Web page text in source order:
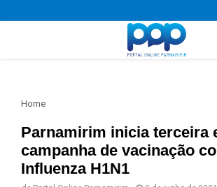
Home
Parnamirim inicia terceira
campanha de vacinação
Influenza H1N1